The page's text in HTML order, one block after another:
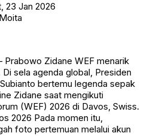
23 Jan 2026
Zidane WEF menarik
sela agenda global, Presiden
bertemu legenda sepak
Zidane saat mengikuti
(WEF) 2026 di Davos, Swiss.
2026 Pada momen itu,
foto pertemuan melalui akun